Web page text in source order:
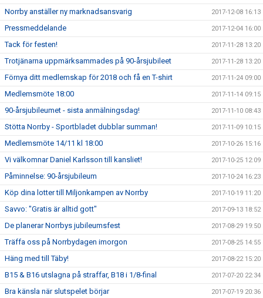
Norrby anställer ny marknadsansvarig 2017-12-08 16:13
Pressmeddelande 2017-12-04 16:00
Tack för festen! 2017-11-28 13:20
Trotjänarna uppmärksammades på 90-årsjubileet 2017-11-28 13:20
Förnya ditt medlemskap för 2018 och få en T-shirt 2017-11-24 09:00
Medlemsmöte 18:00 2017-11-14 09:15
90-årsjubileumet - sista anmälningsdag! 2017-11-10 08:43
Stötta Norrby - Sportbladet dubblar summan! 2017-11-09 10:15
Medlemsmöte 14/11 kl 18:00 2017-10-26 15:16
Vi välkomnar Daniel Karlsson till kansliet! 2017-10-25 12:09
Påminnelse: 90-årsjubileum 2017-10-24 16:23
Köp dina lotter till Miljonkampen av Norrby 2017-10-19 11:20
Savvo: "Gratis är alltid gott" 2017-09-13 18:52
De planerar Norrbys jubileumsfest 2017-08-29 19:50
Träffa oss på Norrbydagen imorgon 2017-08-25 14:55
Häng med till Täby! 2017-08-22 15:20
B15 & B16 utslagna på straffar, B18 i 1/8-final 2017-07-20 22:34
Bra känsla när slutspelet börjar 2017-07-19 20:36